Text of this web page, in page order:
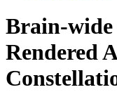
Brain-wide
Rendered